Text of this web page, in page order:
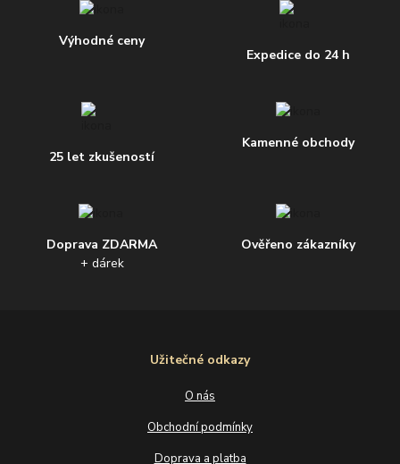
Výhodné ceny
Expedice do 24 h
25 let zkušeností
Kamenné obchody
Doprava ZDARMA
+ dárek
Ověřeno zákazníky
Užitečné odkazy
O nás
Obchodní podmínky
Doprava a platba